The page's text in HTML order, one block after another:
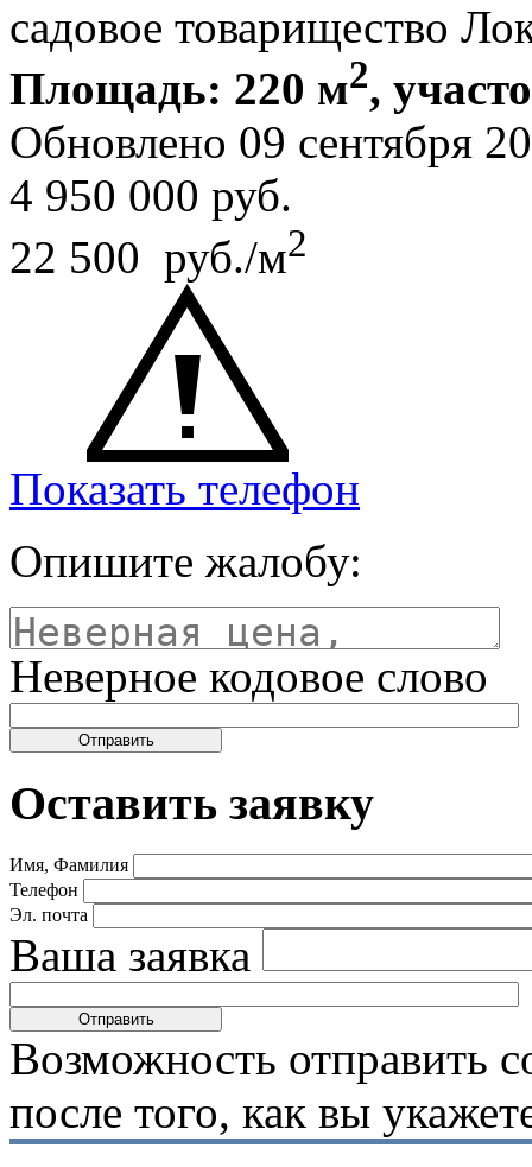
садовое товарищество
Площадь: 220 м2,
Обновлено 09 сентября
4 950 000 руб.
22 500 руб./м2
Показать телефон
Опишите жалобу:
Неверное кодовое слово
Оставить заявку
Имя, Фамилия
Телефон
Эл. почта
Ваша заявка
Возможность отправить
после того, как вы